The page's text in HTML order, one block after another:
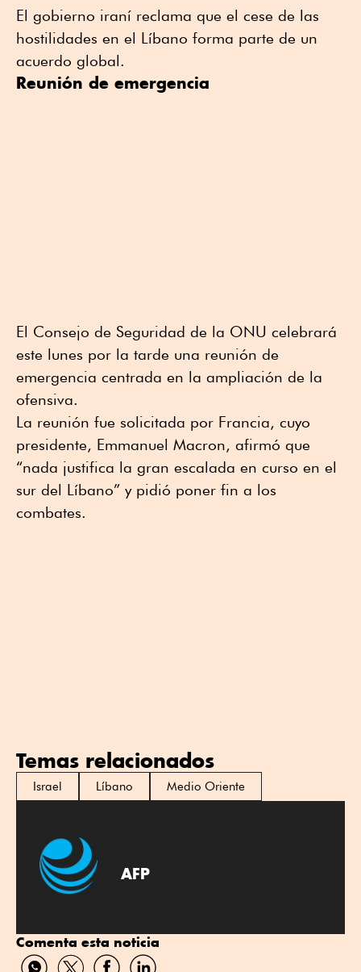
El gobierno iraní reclama que el cese de las
hostilidades en el Líbano forma parte de un
acuerdo global.
Reunión de emergencia
El Consejo de Seguridad de la ONU celebrará
este lunes por la tarde una reunión de
emergencia centrada en la ampliación de la
ofensiva.
La reunión fue solicitada por Francia, cuyo
presidente, Emmanuel Macron, afirmó que
“nada justifica la gran escalada en curso en el
sur del Líbano” y pidió poner fin a los
combates.
Temas relacionados
Israel Líbano Medio Oriente
AFP
Comenta esta noticia